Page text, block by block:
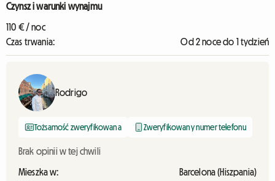
Czynsz i warunki wynajmu
110 € / noc
Czas trwania:
Od 2 noce do 1 tydzień
Rodrigo
Tożsamość zweryfikowana Zweryfikowany numer telefonu
Brak opinii w tej chwili
Mieszka w:
Barcelona (Hiszpania)